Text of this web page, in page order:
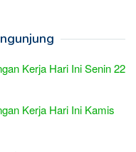
Kerja Hari Ini Senin 22
Kerja Hari Ini Kamis